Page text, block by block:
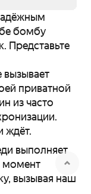
бомбу
Представьте
вызывает
приватной
из часто
ждёт.
выполняет
момент
вызывая наш